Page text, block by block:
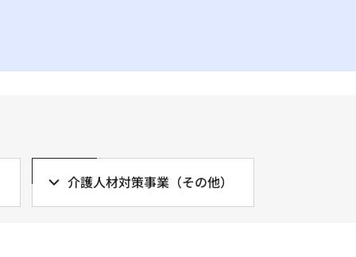
介護人材対策事業（その他）